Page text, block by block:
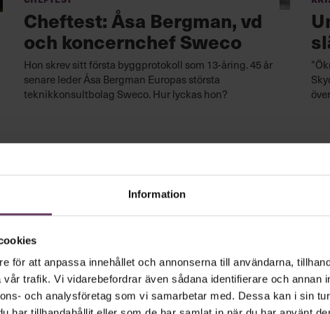
Information
för att anpassa innehållet och annonserna till användarna,
trafik. Vi vidarebefordrar även sådana identifierare och annan
och analysföretag som vi samarbetar med. Dessa kan i sin
Cheftest: Åsa Bergman, vd
och koncernchef Sweco
Hon skrev sitt första byggprotokoll som 13-åring. 45 år
senare leder Åsa Bergman Europas största
teknikkonsultbolag Sweco. Hur lyckas hon?
Cheftest